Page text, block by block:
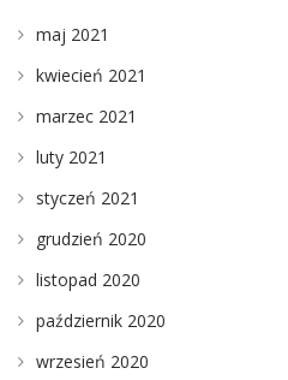
maj 2021
kwiecień 2021
marzec 2021
luty 2021
styczeń 2021
grudzień 2020
listopad 2020
październik 2020
wrzesień 2020